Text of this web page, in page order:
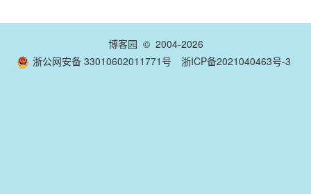
博客园 © 2004-2026
浙公网安备 33010602011771号
浙ICP备2021040463号-3